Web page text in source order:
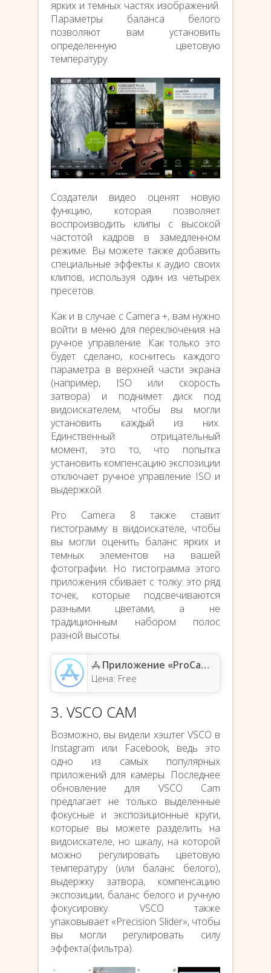
ярких и темных частях изображений.
Параметры баланса белого
позволяют вам установить
определенную цветовую
температуру.
Создатели видео оценят новую
функцию, которая позволяет
воспроизводить клипы с высокой
частотой кадров в замедленном
режиме. Вы можете также добавить
специальные эффекты к аудио своих
клипов, используя один из четырех
пресетов.
Как и в случае с Camera +, вам нужно
войти в меню для переключения на
ручное управление. Как только это
будет сделано, коснитесь каждого
параметра в верхней части экрана
(например, ISO или скорость
затвора) и поднимет диск под
видоискателем, чтобы вы могли
установить каждый из них.
Единственный отрицательный
момент, это то, что попытка
установить компенсацию экспозиции
отключает ручное управление ISO и
выдержкой.
Pro Camera 8 также ставит
гистограмму в видоискателе, чтобы
вы могли оценить баланс ярких и
темных элементов на вашей
фотографии. Но гистограмма этого
приложения сбивает с толку: это ряд
точек, которые подсвечиваются
разными цветами, а не
традиционным набором полос
разной высоты.
Приложение «ProCamera. камера для айфона» — App Store
Цена: Free
3. VSCO CAM
Возможно, вы видели хэштег VSCO в
Instagram или Facebook, ведь это
одно из самых популярных
приложений для камеры. Последнее
обновление для VSCO Cam
предлагает не только выделенные
фокусные и экспозиционные круги,
которые вы можете разделить на
видоискателе, но шкалу, на которой
можно регулировать цветовую
температуру (или баланс белого),
выдержку затвора, компенсацию
экспозиции, баланс белого и ручную
фокусировку. VSCO также
упаковывает «Precision Slider», чтобы
вы могли регулировать силу
эффекта(фильтра).